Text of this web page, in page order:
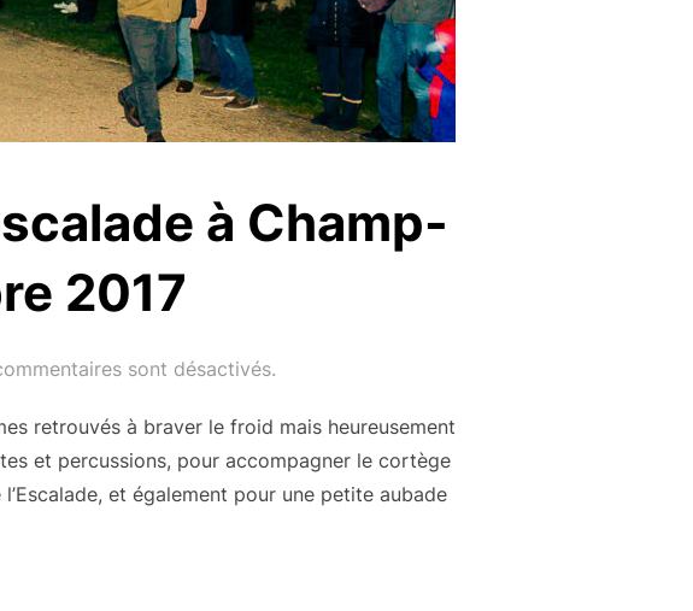
à Champ-
2017
sont désactivés.
retrouvés à braver le froid mais heureusement
et percussions, pour accompagner le cortège
et également pour une petite aubade
ET L’AUBADE DE L’ESCALADE À CHAMP-JOLY – 12 DÉCEMBRE 2017 »